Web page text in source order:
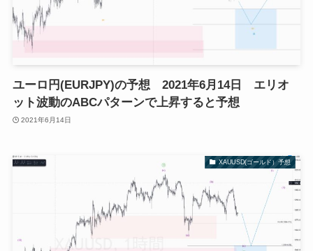
ユーロ円(EURJPY)の予想 2021年6月14日 エリオ
ット波動のABCパターンで上昇すると予想
2021年6月14日
XAUUSD(ゴールド）予想